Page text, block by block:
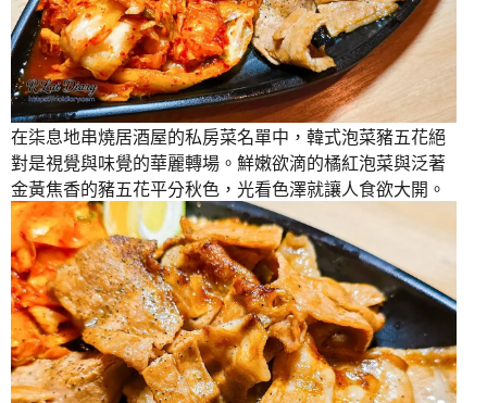
在柒息地串燒居酒屋的私房菜名單中，韓式泡菜豬五花絕
對是視覺與味覺的華麗轉場。鮮嫩欲滴的橘紅泡菜與泛著
金黃焦香的豬五花平分秋色，光看色澤就讓人食欲大開。